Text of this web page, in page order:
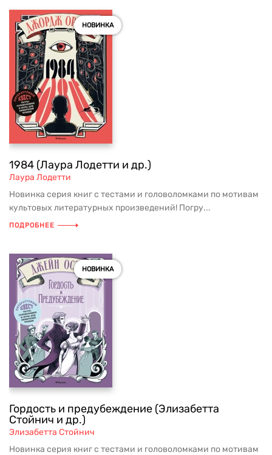
НОВИНКА
1984 (Лаура Лодетти и др.)
Лаура Лодетти
Новинка серия книг с тестами и головоломками по мотивам
культовых литературных произведений! Погру...
ПОДРОБНЕЕ
НОВИНКА
Гордость и предубеждение (Элизабетта
Стойнич и др.)
Элизабетта Стойнич
Новинка серия книг с тестами и головоломками по мотивам